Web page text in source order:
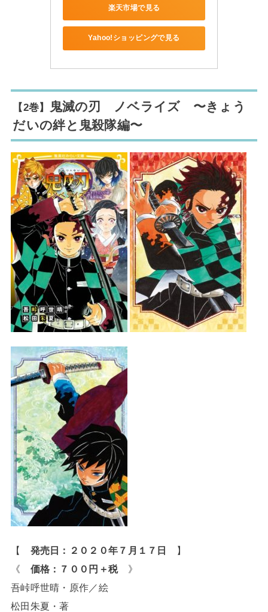
楽天市場で見る
Yahoo!ショッピングで見る
【2巻】 鬼滅の刃 ノベライズ 〜きょう
だいの絆と鬼殺隊編〜
【 発売日：２０２０年７月１７日
】
《 価格：７００円＋税》
吾峠呼世晴・原作／絵
松田朱夏・著